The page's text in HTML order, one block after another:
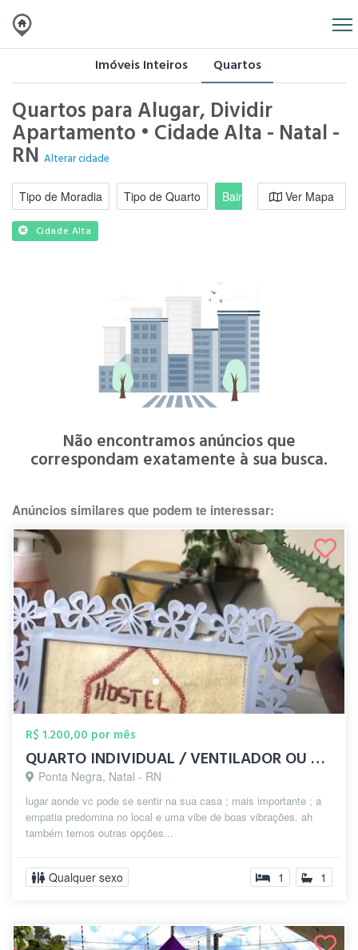
Imóveis Inteiros Quartos
Quartos para Alugar, Dividir
Apartamento • Cidade Alta - Natal -
RN Alterar cidade
Tipo de Moradia Tipo de Quarto Bairro / RegiãoVer Mapa
Cidade Alta
Não encontramos anúncios que
correspondam exatamente à sua busca.
Anúncios similares que podem te interessar:
R$ 1.200,00 por mês
QUARTO INDIVIDUAL / VENTILADOR OU DUPLO
Ponta Negra, Natal - RN
lugar aonde vc pode se sentir na sua casa ; mais importante ; a
empatia predomina no local e uma vibe de boas vibrações. ah
também temos outras opções...
Qualquer sexo 1 1